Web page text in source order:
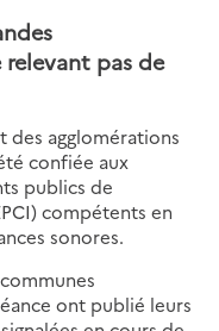
relevant pas de
des agglomérations
confiée aux
publics de
compétents en
sonores.
ont publié leurs